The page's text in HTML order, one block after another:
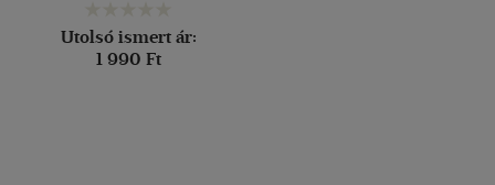
Utolsó ismert ár:
1 990 Ft